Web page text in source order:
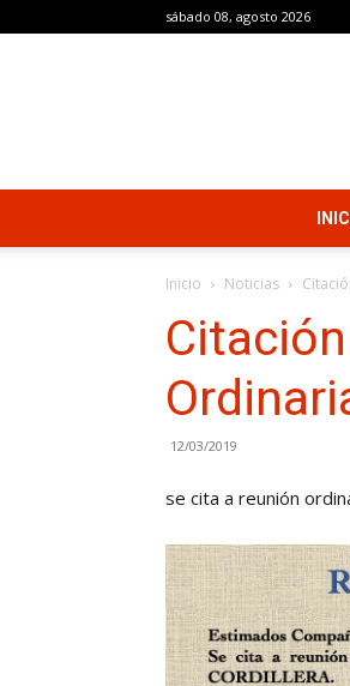
sábado 08, agosto 2026
Inicio Noticias
12/03/2019
se cita a reunión